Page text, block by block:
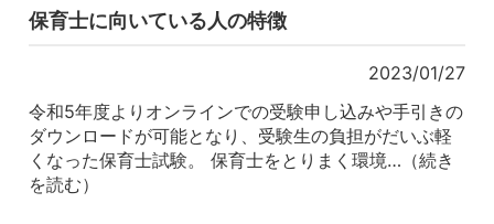
保育士に向いている人の特徴
2023/01/27
令和5年度よりオンラインでの受験申し込みや手引きの
ダウンロードが可能となり、受験生の負担がだいぶ軽
くなった保育士試験。 保育士をとりまく環境…（続き
を読む）